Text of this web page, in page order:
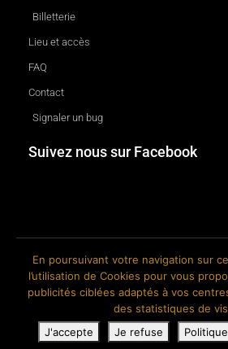
Billetterie
Lieu et accès
FAQ
Contact
Signaler un bug
Suivez nous sur Facebook
© 2018-2026 The Ink Factory. Site web
En poursuivant votre navigation sur
l’utilisation de Cookies pour vous
publicités ciblées adaptés à vos
des statistiques de
J'accepte
Je refuse